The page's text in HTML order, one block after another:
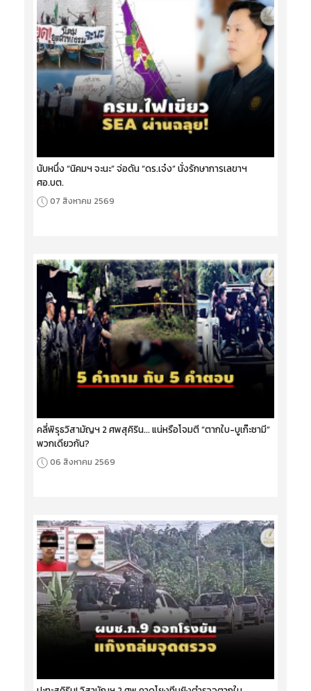
นับหนึ่ง “นิคมฯ จะนะ” จ่อดัน “ดร.เจ๋ง” นั่งรักษาการเลขาฯ
ศอ.บต.
07 สิงหาคม 2569
คลี่พิรุธวิสามัญฯ 2 ศพสุคิริน... แน่หรือโจมตี “ตากใบ-บูเก๊ะซามี”
พวกเดียวกัน?
06 สิงหาคม 2569